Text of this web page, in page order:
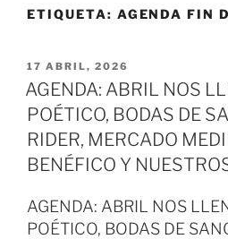
ETIQUETA: AGENDA FIN
PUBLICADO
EL
17 ABRIL, 2026
AGENDA: ABRIL NOS
POÉTICO, BODAS DE
RIDER, MERCADO
BENÉFICO Y
AGENDA: ABRIL NOS
POÉTICO, BODAS DE